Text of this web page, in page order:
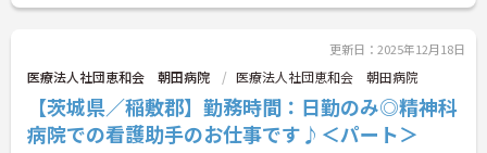
更新日：2025年12月18日
医療法人社団恵和会 朝田病院 医療法人社団恵和会 朝田病院
【茨城県／稲敷郡】勤務時間：日勤のみ◎精神科
病院での看護助手のお仕事です♪＜パート＞